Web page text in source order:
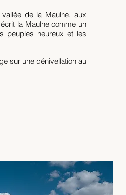
de la Maulne, aux
la Maulne comme un
peuples heureux et les
sur une dénivellation au